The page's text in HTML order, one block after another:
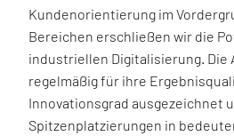
Kundenorientierung im
Bereichen erschließen wir die
industriellen Digitalisierung. Die
regelmäßig für ihre
Innovationsgrad ausgezeichnet
Spitzenplatzierungen in